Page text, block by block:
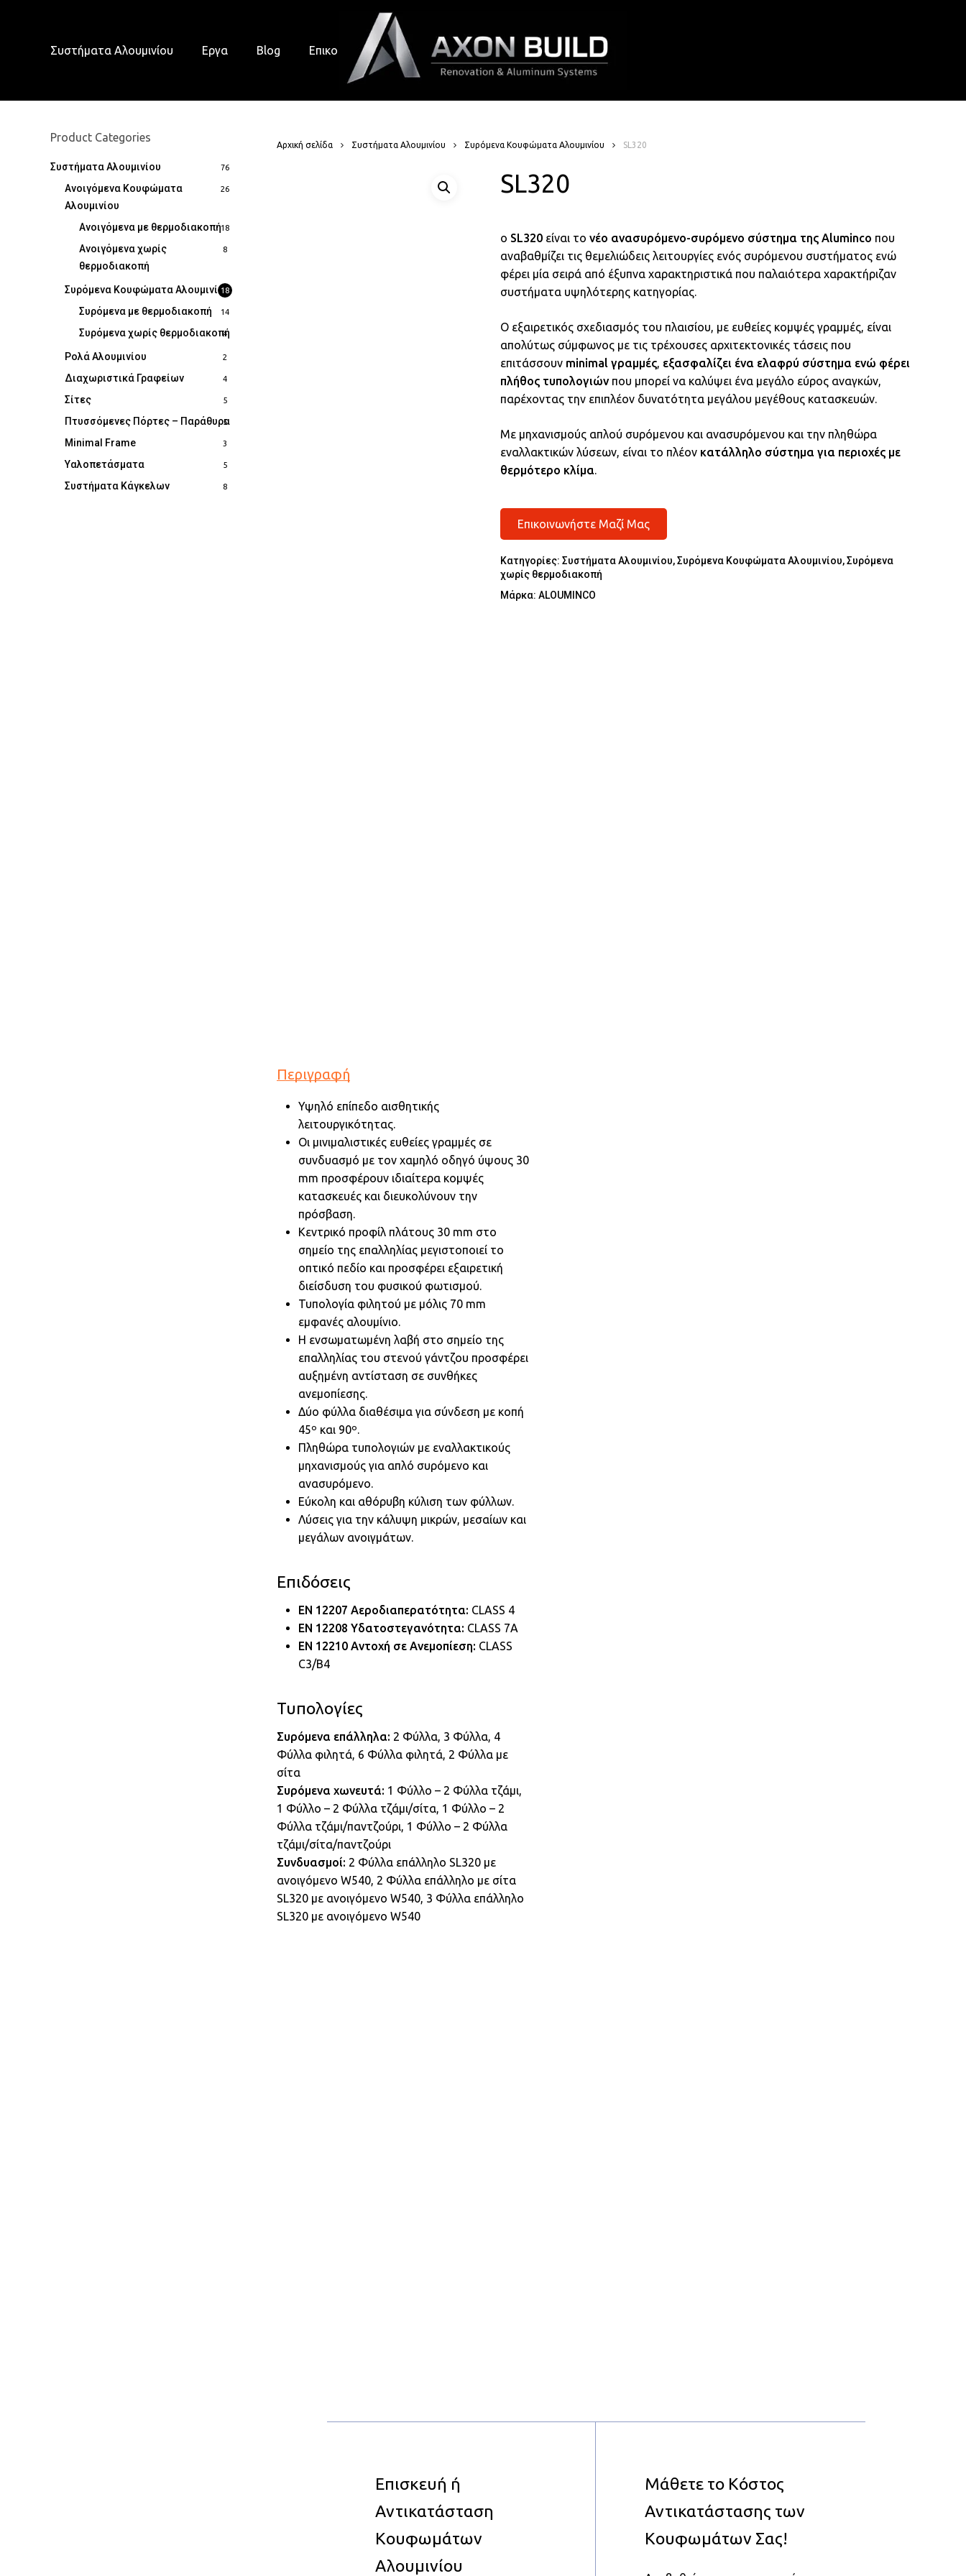
Συστήματα Αλουμινίου Εργα Blog Επικοινωνία
Product Categories
Συστήματα Αλουμινίου 76
Ανοιγόμενα Κουφώματα
Αλουμινίου
26
Ανοιγόμενα με θερμοδιακοπή18
Ανοιγόμενα χωρίς
θερμοδιακοπή
8
Συρόμενα Κουφώματα Αλουμινίου
18
Συρόμενα με θερμοδιακοπή 14
Συρόμενα χωρίς θερμοδιακοπή
4
Ρολά Αλουμινίου 2
Διαχωριστικά Γραφείων 4
Σίτες 5
Πτυσσόμενες Πόρτες – Παράθυρα
5
Minimal Frame 3
Υαλοπετάσματα 5
Συστήματα Κάγκελων 8
Αρχική σελίδα Συστήματα Αλουμινίου Συρόμενα Κουφώματα Αλουμινίου SL320
SL320
ο SL320 είναι τονέο ανασυρόμενο-συρόμενο σύστημα της Aluminco που
αναβαθμίζει τις θεμελιώδεις λειτουργίες ενός συρόμενου συστήματος ενώ
φέρει μία σειρά από έξυπνα χαρακτηριστικά που παλαιότερα χαρακτήριζαν
συστήματα υψηλότερης κατηγορίας.
O εξαιρετικός σχεδιασμός του πλαισίου, με ευθείες κομψές γραμμές, είναι
απολύτως σύμφωνος με τις τρέχουσες αρχιτεκτονικές τάσεις που
επιτάσσουν minimal γραμμές, εξασφαλίζει ένα ελαφρύ σύστημα ενώ φέρει
πλήθος τυπολογιών που μπορεί να καλύψει ένα μεγάλο εύρος αναγκών,
παρέχοντας την επιπλέον δυνατότητα μεγάλου μεγέθους κατασκευών.
Με μηχανισμούς απλού συρόμενου και ανασυρόμενου και την πληθώρα
εναλλακτικών λύσεων, είναι το πλέον κατάλληλο σύστημα για περιοχές με
θερμότερο κλίμα.
Επικοινωνήστε Μαζί Μας
Κατηγορίες:Συστήματα Αλουμινίου,Συρόμενα Κουφώματα Αλουμινίου,Συρόμενα
χωρίς θερμοδιακοπή
Μάρκα:ALOUMINCO
Περιγραφή
Υψηλό επίπεδο αισθητικής
λειτουργικότητας.
Οι μινιμαλιστικές ευθείες γραμμές σε
συνδυασμό με τον χαμηλό οδηγό ύψους 30
mm προσφέρουν ιδιαίτερα κομψές
κατασκευές και διευκολύνουν την
πρόσβαση.
Κεντρικό προφίλ πλάτους 30 mm στο
σημείο της επαλληλίας μεγιστοποιεί το
οπτικό πεδίο και προσφέρει εξαιρετική
διείσδυση του φυσικού φωτισμού.
Τυπολογία φιλητού με μόλις 70 mm
εμφανές αλουμίνιο.
Η ενσωματωμένη λαβή στο σημείο της
επαλληλίας του στενού γάντζου προσφέρει
αυξημένη αντίσταση σε συνθήκες
ανεμοπίεσης.
Δύο φύλλα διαθέσιμα για σύνδεση με κοπή
45º και 90º.
Πληθώρα τυπολογιών με εναλλακτικούς
μηχανισμούς για απλό συρόμενο και
ανασυρόμενο.
Εύκολη και αθόρυβη κύλιση των φύλλων.
Λύσεις για την κάλυψη μικρών, μεσαίων και
μεγάλων ανοιγμάτων.
Eπιδόσεις
EN 12207 Αεροδιαπερατότητα: CLASS 4
EN 12208 Υδατοστεγανότητα: CLASS 7A
EN 12210 Αντοχή σε Ανεμοπίεση: CLASS
C3/B4
Τυπολογίες
Συρόμενα επάλληλα: 2 Φύλλα, 3 Φύλλα, 4
Φύλλα φιλητά, 6 Φύλλα φιλητά, 2 Φύλλα με
σίτα
Συρόμενα χωνευτά: 1 Φύλλο – 2 Φύλλα τζάμι,
1 Φύλλο – 2 Φύλλα τζάμι/σίτα, 1 Φύλλο – 2
Φύλλα τζάμι/παντζούρι, 1 Φύλλο – 2 Φύλλα
τζάμι/σίτα/παντζούρι
Συνδυασμοί: 2 Φύλλα επάλληλο SL320 με
ανοιγόμενο W540, 2 Φύλλα επάλληλο με σίτα
SL320 με ανοιγόμενο W540, 3 Φύλλα επάλληλο
SL320 με ανοιγόμενο W540
Επισκευή ή
Αντικατάσταση
Κουφωμάτων
Αλουμινίου
Μάθετε το Κόστος
Αντικατάστασης των
Κουφωμάτων Σας!